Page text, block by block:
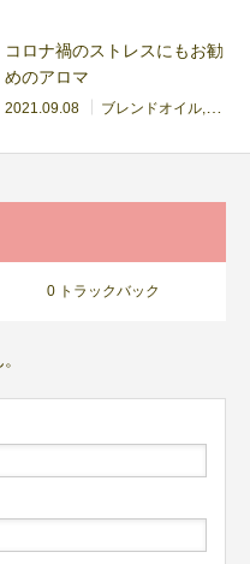
コロナ禍のストレスにもお勧
めのアロマ
2021.09.08 ブレンドオイル
0 トラックバック